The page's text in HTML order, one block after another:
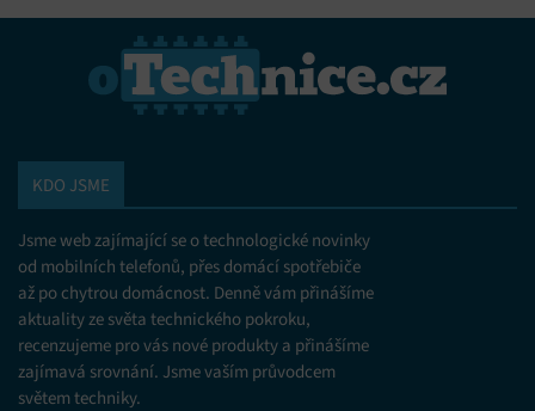
KDO JSME
Jsme web zajímající se o technologické novinky
od mobilních telefonů, přes domácí spotřebiče
až po chytrou domácnost. Denně vám přinášíme
aktuality ze světa technického pokroku,
recenzujeme pro vás nové produkty a přinášíme
zajímavá srovnání. Jsme vaším průvodcem
světem techniky.